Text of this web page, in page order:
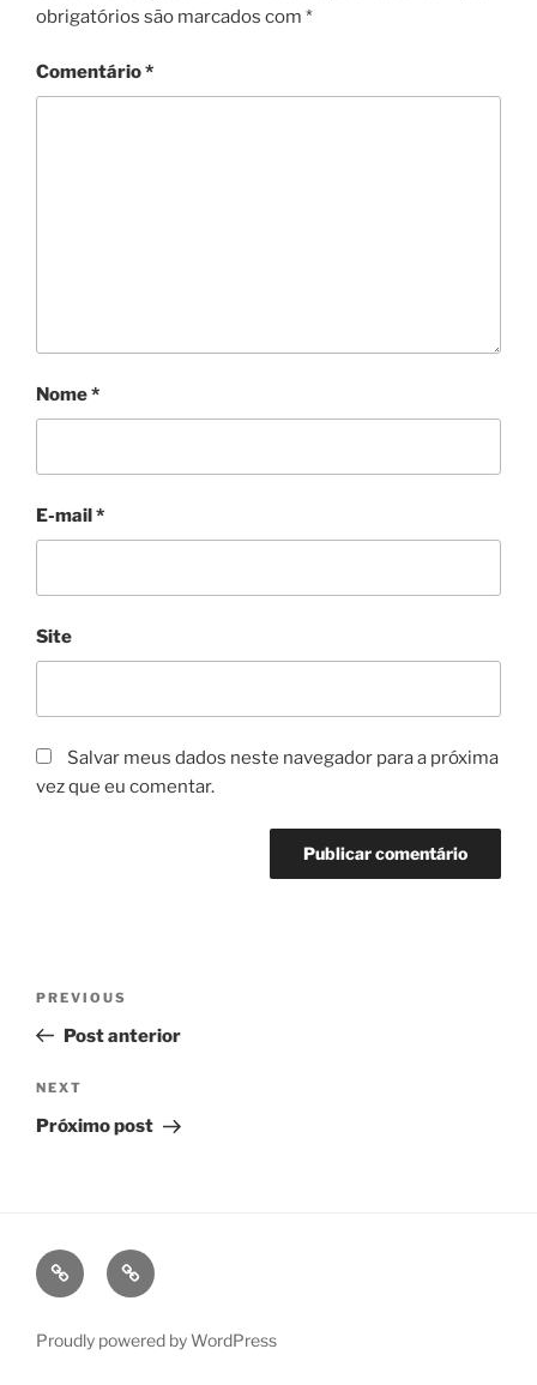
obrigatórios são marcados com *
Comentário*
Nome*
E-mail*
Site
Salvar meus dados neste navegador para a próxima
vez que eu comentar.
Post
Previous
Post
PREVIOUS
Post anterior
Next
Post
NEXT
Próximo post
fb ig
Proudly powered by WordPress